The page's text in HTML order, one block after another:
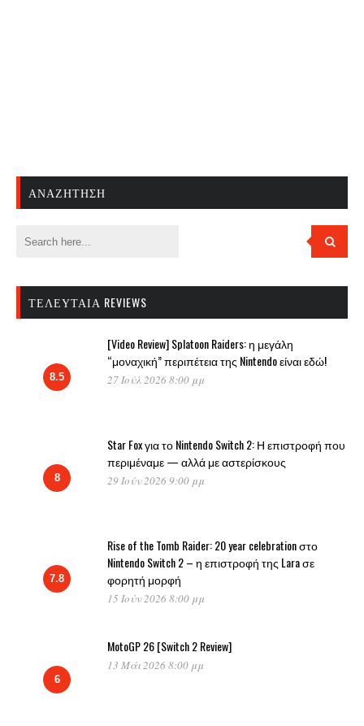
ΑΝΑΖΉΤΗΣΗ
ΤΕΛΕΥΤΑΊΑ REVIEWS
8.5
[Video Review] Splatoon Raiders: η μεγάλη
“μοναχική” περιπέτεια της Nintendo είναι εδώ!
27 Ιούλ 2026 8:00 μμ
8
Star Fox για το Nintendo Switch 2: Η επιστροφή που
περιμέναμε — αλλά με αστερίσκους
29 Ιούν 2026 9:00 μμ
7.8
Rise of the Tomb Raider: 20 year celebration στο
Nintendo Switch 2 – η επιστροφή της Lara σε
φορητή μορφή
15 Ιούν 2026 8:00 μμ
6
MotoGP 26 [Switch 2 Review]
13 Μάι 2026 8:00 μμ